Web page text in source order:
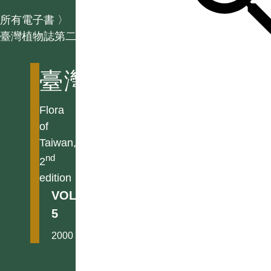
所有電子書 〉
臺灣植物誌第二版
臺灣植物誌第二版
Flora
of
Taiwan,
2nd
edition
VOL.
5
2000